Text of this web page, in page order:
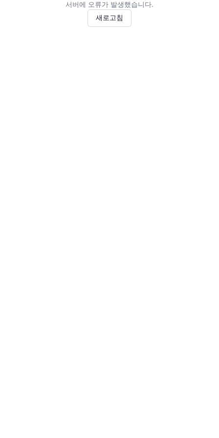
서버에 오류가 발생했습니다.
새로고침